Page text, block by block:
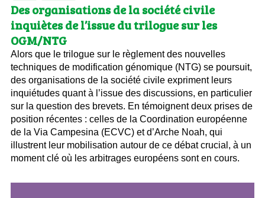
Des organisations de la société civile
inquiètes de l’issue du trilogue sur les
OGM/NTG
Alors que le trilogue sur le règlement des nouvelles
techniques de modification génomique (NTG) se poursuit,
des organisations de la société civile expriment leurs
inquiétudes quant à l’issue des discussions, en particulier
sur la question des brevets. En témoignent deux prises de
position récentes : celles de la Coordination européenne
de la Via Campesina (ECVC) et d’Arche Noah, qui
illustrent leur mobilisation autour de ce débat crucial, à un
moment clé où les arbitrages européens sont en cours.